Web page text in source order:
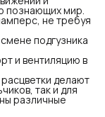
познающих мир.
не требуя
подгузника
и вентиляцию в
делают
так и для
различные